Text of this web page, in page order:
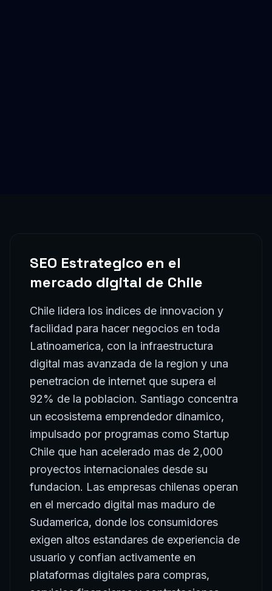
SEO Estrategico en el
mercado digital de Chile
Chile lidera los indices de innovacion y
facilidad para hacer negocios en toda
Latinoamerica, con la infraestructura
digital mas avanzada de la region y una
penetracion de internet que supera el
92% de la poblacion. Santiago concentra
un ecosistema emprendedor dinamico,
impulsado por programas como Startup
Chile que han acelerado mas de 2,000
proyectos internacionales desde su
fundacion. Las empresas chilenas operan
en el mercado digital mas maduro de
Sudamerica, donde los consumidores
exigen altos estandares de experiencia de
usuario y confian activamente en
plataformas digitales para compras,